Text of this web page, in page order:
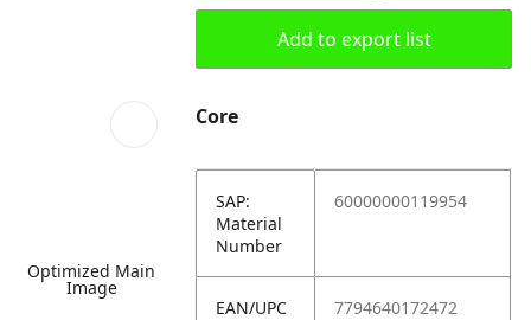
Optimized Main
Image
Add to export list
Core
SAP:
Material
Number
60000000119954
EAN/UPC 7794640172472